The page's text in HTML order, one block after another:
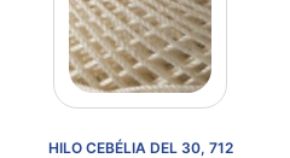
HILO CEBÉLIA DEL 30, 712